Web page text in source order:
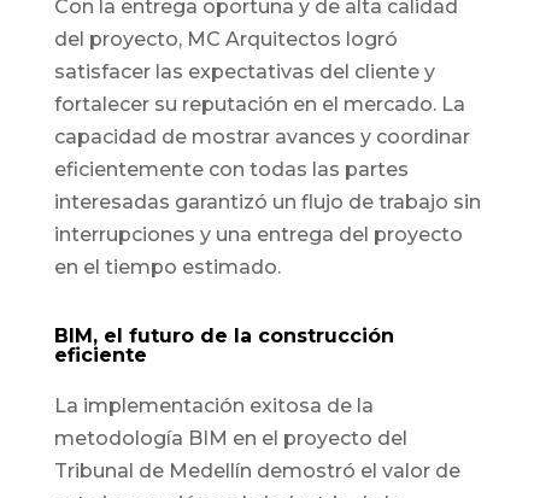
Con la entrega oportuna y de alta calidad
del proyecto, MC Arquitectos logró
satisfacer las expectativas del cliente y
fortalecer su reputación en el mercado. La
capacidad de mostrar avances y coordinar
eficientemente con todas las partes
interesadas garantizó un flujo de trabajo sin
interrupciones y una entrega del proyecto
en el tiempo estimado.
BIM, el futuro de la construcción
eficiente
La implementación exitosa de la
metodología BIM en el proyecto del
Tribunal de Medellín demostró el valor de